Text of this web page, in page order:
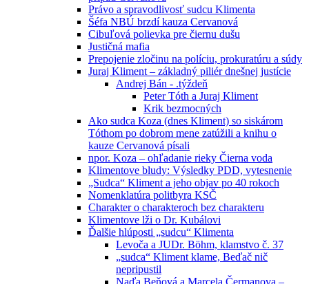
Právo a spravodlivosť sudcu Klimenta
Šéfa NBÚ brzdí kauza Cervanová
Cibuľová polievka pre čiernu dušu
Justičná mafia
Prepojenie zločinu na políciu, prokuratúru a súdy
Juraj Kliment – základný piliér dnešnej justície
Andrej Bán - .týždeň
Peter Tóth a Juraj Kliment
Krik bezmocných
Ako sudca Koza (dnes Kliment) so siskárom
Tóthom po dobrom mene zatúžili a knihu o
kauze Cervanová písali
npor. Koza – ohľadanie rieky Čierna voda
Klimentove bludy: Výsledky PDD, vytesnenie
„Sudca“ Kliment a jeho objav po 40 rokoch
Nomenklatúra politbyra KSČ
Charakter o charakteroch bez charakteru
Klimentove lži o Dr. Kubálovi
Ďalšie hlúposti „sudcu“ Klimenta
Levoča a JUDr. Böhm, klamstvo č. 37
„sudca“ Kliment klame, Beďač nič
nepripustil
Naďa Beňová a Marcela Čermanova –